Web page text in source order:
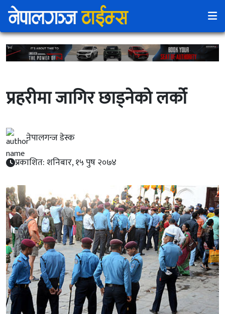
प्रहरीमा जागिर छाड्नेको लर्को
नेपालगन्ज डेस्क
प्रकाशित: शनिबार, १५ पुष २०७४